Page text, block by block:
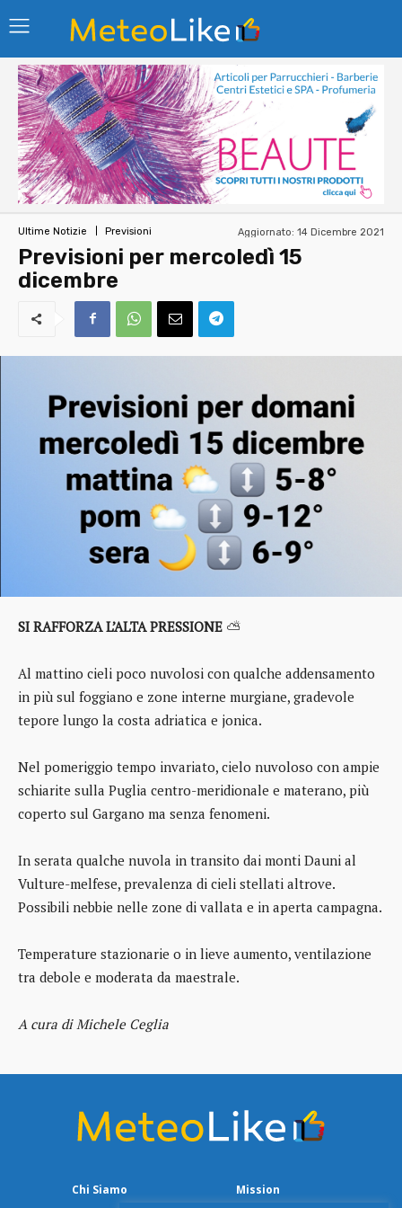
Ultime Notizie Previsioni Aggiornato: 14 Dicembre 2021
Previsioni per mercoledì 15
dicembre
SI RAFFORZA L’ALTA PRESSIONE ⛅
Al mattino cieli poco nuvolosi con qualche addensamento
in più sul foggiano e zone interne murgiane, gradevole
tepore lungo la costa adriatica e jonica.
Nel pomeriggio tempo invariato, cielo nuvoloso con ampie
schiarite sulla Puglia centro-meridionale e materano, più
coperto sul Gargano ma senza fenomeni.
In serata qualche nuvola in transito dai monti Dauni al
Vulture-melfese, prevalenza di cieli stellati altrove.
Possibili nebbie nelle zone di vallata e in aperta campagna.
Temperature stazionarie o in lieve aumento, ventilazione
tra debole e moderata da maestrale.
A cura di Michele Ceglia
Chi Siamo Mission